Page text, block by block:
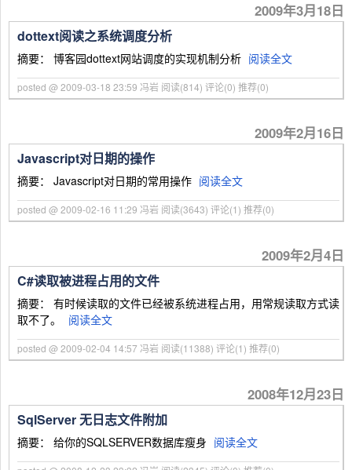
2009年3月18日
dottext阅读之系统调度分析
摘要： 博客园dottext网站调度的实现机制分析 阅读全文
posted @ 2009-03-18 23:59 冯岩 阅读(814) 评论(0) 推荐(0)
2009年2月16日
Javascript对日期的操作
摘要： Javascript对日期的常用操作 阅读全文
posted @ 2009-02-16 11:29 冯岩 阅读(3643) 评论(1) 推荐(0)
2009年2月4日
C#读取被进程占用的文件
摘要： 有时候读取的文件已经被系统进程占用，用常规读取方式读
取不了。
阅读全文
posted @ 2009-02-04 14:57 冯岩 阅读(11388) 评论(1) 推荐(0)
2008年12月23日
SqlServer 无日志文件附加
摘要： 给你的SQLSERVER数据库瘦身 阅读全文